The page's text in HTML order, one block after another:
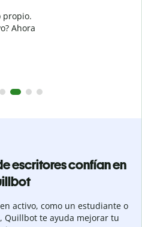
originales con el detector de
segundos e identifica citas
idioma.
a Premium
escritores confían en
activo, como un estudiante o
Quillbot te ayuda mejorar tu